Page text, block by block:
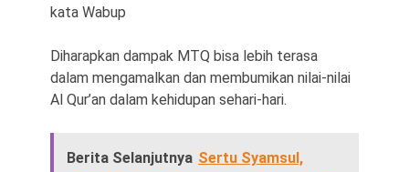
kata Wabup
Diharapkan dampak MTQ bisa lebih terasa
dalam mengamalkan dan membumikan nilai-nilai
Al Qur’an dalam kehidupan sehari-hari.
Berita Selanjutnya Sertu Syamsul,